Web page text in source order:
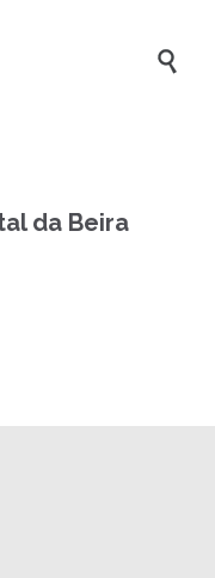

da Beira